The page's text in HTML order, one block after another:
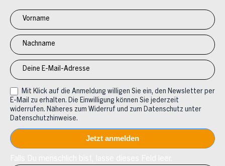
Newsletter
Anmeldung
CV
Mit Klick auf die Anmeldung willigen Sie ein, den Newsletter per
E-Mail zu erhalten. Die Einwilligung können Sie jederzeit
widerrufen. Näheres zum Widerruf und zum Datenschutz unter
Datenschutzhinweise.